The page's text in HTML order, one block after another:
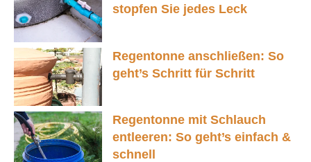
stopfen Sie jedes Leck
Regentonne anschließen: So
geht’s Schritt für Schritt
Regentonne mit Schlauch
entleeren: So geht’s einfach &
schnell